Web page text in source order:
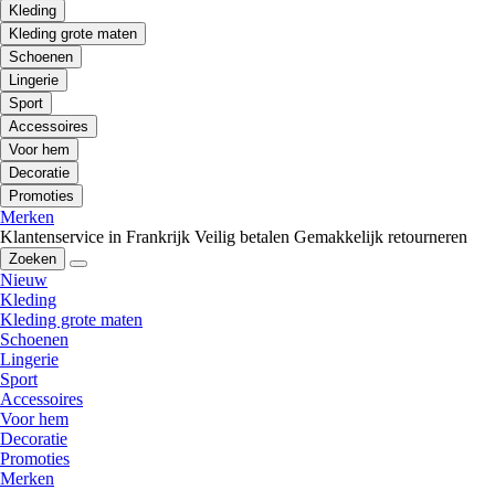
Kleding
Kleding grote maten
Schoenen
Lingerie
Sport
Accessoires
Voor hem
Decoratie
Promoties
Merken
Klantenservice in Frankrijk Veilig betalen Gemakkelijk retourneren
Zoeken
Nieuw
Kleding
Kleding grote maten
Schoenen
Lingerie
Sport
Accessoires
Voor hem
Decoratie
Promoties
Merken